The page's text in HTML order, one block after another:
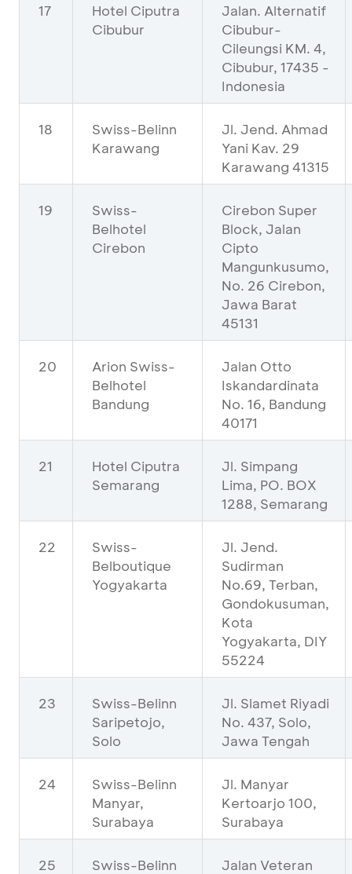
17
Hotel Ciputra
Cibubur
Jalan. Alternatif
Cibubur-
Cileungsi KM. 4,
Cibubur, 17435 -
Indonesia
18
Swiss-Belinn
Karawang
Jl. Jend. Ahmad
Yani Kav. 29
Karawang 41315
19
Swiss-
Belhotel
Cirebon
Cirebon Super
Block, Jalan
Cipto
Mangunkusumo,
No. 26 Cirebon,
Jawa Barat
45131
20
Arion Swiss-
Belhotel
Bandung
Jalan Otto
Iskandardinata
No. 16, Bandung
40171
21
Hotel Ciputra
Semarang
Jl. Simpang
Lima, PO. BOX
1288, Semarang
22
Swiss-
Belboutique
Yogyakarta
Jl. Jend.
Sudirman
No.69, Terban,
Gondokusuman,
Kota
Yogyakarta, DIY
55224
23
Swiss-Belinn
Saripetojo,
Solo
Jl. Slamet Riyadi
No. 437, Solo,
Jawa Tengah
24
Swiss-Belinn
Manyar,
Surabaya
Jl. Manyar
Kertoarjo 100,
Surabaya
25
Swiss-Belinn
Jalan Veteran